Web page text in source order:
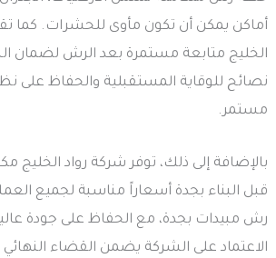
أماكن يمكن أن تكون مأوى للحشرات. كما
الخليج متابعة مستمرة بعد الرش لضمان
نصائح للوقاية المستقبلية والحفاظ على
مستمر.
بالإضافة إلى ذلك، توفر شركة رواد الخليج
قبل البناء بجدة أسعاراً مناسبة لجميع
رش مبيدات بجدة، مع الحفاظ على جودة
الاعتماد على الشركة يضمن القضاء النهائي